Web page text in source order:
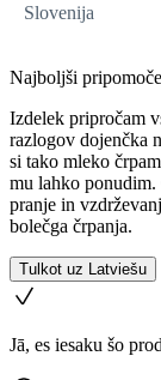
Slovenija
Najboljši
Izdelek pripročam
razlogov dojenčka
si tako mleko
mu lahko ponudim.
pranje in
bolečga črpanja.
Tulkot uz Latviešu
Jā, es iesaku šo